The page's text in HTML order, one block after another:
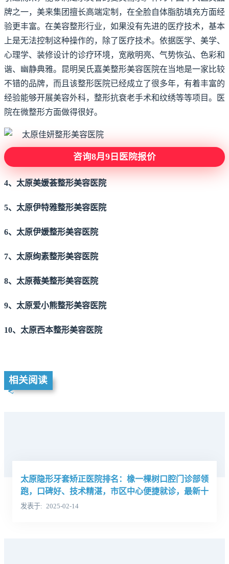
牌之一，美来集团擅长高端定制，在全脸自体脂肪填充方面经
验更丰富。在美容整形行业，如果没有先进的医疗技术，基本
上是无法控制这种操作的，除了医疗技术。依据医学、美学、
心理学、装修设计的诊疗环境，宽敞明亮、气势恢弘、色彩和
谐、幽静典雅。昆明吴氏嘉美整形美容医院在当地是一家比较
不错的品牌，而且该整形医院已经成立了很多年，有着丰富的
经验能够开展美容外科，整形抗衰老手术和纹绣等等项目。医
院在微整形方面做得很好。
咨询8月9日医院报价
4、太原美媛荟整形美容医院
5、太原伊特雅整形美容医院
6、太原伊媛整形美容医院
7、太原绚素整形美容医院
8、太原薇美整形美容医院
9、太原爱小熊整形美容医院
10、太原西本整形美容医院
相关阅读
太原隐形牙套矫正医院排名：橡一棵树口腔门诊部领
跑，口碑好、技术精湛，市区中心便捷就诊，最新十
强名单公布！
发表于 2025-02-14